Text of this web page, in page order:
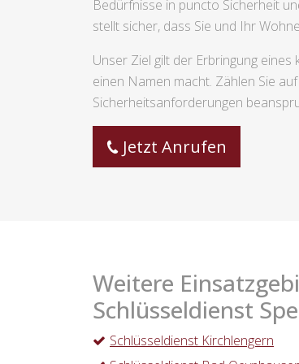
Bedürfnisse in puncto Sicherheit
stellt sicher, dass Sie und Ihr
Unser Ziel gilt der Erbringung
einen Namen macht. Zählen Sie
Sicherheitsanforderungen
Jetzt Anrufen
Weitere
Schlüsseldienst
Schlüsseldienst Kirchlengern